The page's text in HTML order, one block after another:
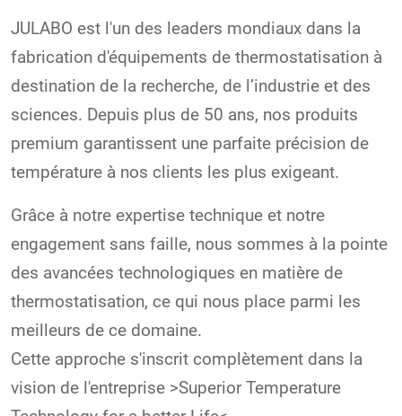
JULABO est l'un des leaders mondiaux dans la
fabrication d'équipements de thermostatisation à
destination de la recherche, de l’industrie et des
sciences. Depuis plus de 50 ans, nos produits
premium garantissent une parfaite précision de
température à nos clients les plus exigeant.
Grâce à notre expertise technique et notre
engagement sans faille, nous sommes à la pointe
des avancées technologiques en matière de
thermostatisation, ce qui nous place parmi les
meilleurs de ce domaine.
Cette approche s'inscrit complètement dans la
vision de l'entreprise >Superior Temperature